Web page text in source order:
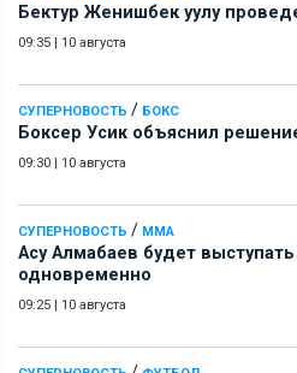
Бектур Женишбек уулу
09:35 | 10 августа
СУПЕРНОВОСТЬ / БОКС
Боксер Усик объяснил
09:30 | 10 августа
СУПЕРНОВОСТЬ / ММА
Асу Алмабаев будет выступать
одновременно
09:25 | 10 августа